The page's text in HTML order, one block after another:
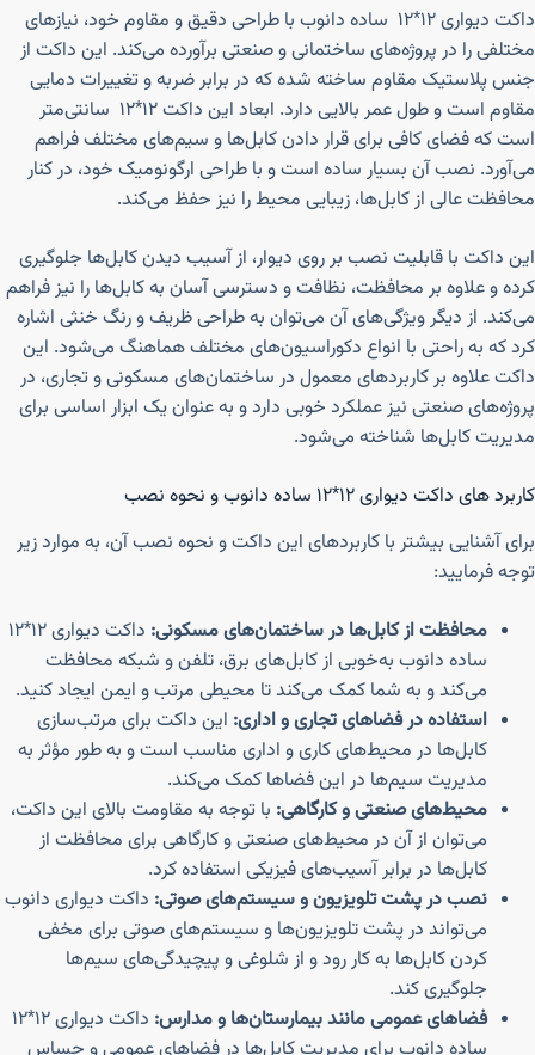
داکت دیواری ۱۲*۱۲ ساده دانوب با طراحی دقیق و مقاوم خود، نیازهای
مختلفی را در پروژه‌های ساختمانی و صنعتی برآورده می‌کند. این داکت از
جنس پلاستیک مقاوم ساخته شده که در برابر ضربه و تغییرات دمایی
مقاوم است و طول عمر بالایی دارد. ابعاد این داکت ۱۲*۱۲ سانتی‌متر
است که فضای کافی برای قرار دادن کابل‌ها و سیم‌های مختلف فراهم
می‌آورد. نصب آن بسیار ساده است و با طراحی ارگونومیک خود، در کنار
محافظت عالی از کابل‌ها، زیبایی محیط را نیز حفظ می‌کند.
این داکت با قابلیت نصب بر روی دیوار، از آسیب دیدن کابل‌ها جلوگیری
کرده و علاوه بر محافظت، نظافت و دسترسی آسان به کابل‌ها را نیز فراهم
می‌کند. از دیگر ویژگی‌های آن می‌توان به طراحی ظریف و رنگ خنثی اشاره
کرد که به راحتی با انواع دکوراسیون‌های مختلف هماهنگ می‌شود. این
داکت علاوه بر کاربردهای معمول در ساختمان‌های مسکونی و تجاری، در
پروژه‌های صنعتی نیز عملکرد خوبی دارد و به عنوان یک ابزار اساسی برای
مدیریت کابل‌ها شناخته می‌شود.
کاربرد های داکت دیواری ۱۲*۱۲ ساده دانوب و نحوه نصب
برای آشنایی بیشتر با کاربردهای این داکت و نحوه نصب آن، به موارد زیر
توجه فرمایید:
محافظت از کابل‌ها در ساختمان‌های مسکونی:
داکت دیواری ۱۲*۱۲
ساده دانوب به‌خوبی از کابل‌های برق، تلفن و شبکه محافظت
می‌کند و به شما کمک می‌کند تا محیطی مرتب و ایمن ایجاد کنید.
استفاده در فضاهای تجاری و اداری: این داکت برای مرتب‌سازی
کابل‌ها در محیط‌های کاری و اداری مناسب است و به طور مؤثر به
مدیریت سیم‌ها در این فضاها کمک می‌کند.
محیط‌های صنعتی و کارگاهی: با توجه به مقاومت بالای این داکت،
می‌توان از آن در محیط‌های صنعتی و کارگاهی برای محافظت از
کابل‌ها در برابر آسیب‌های فیزیکی استفاده کرد.
نصب در پشت تلویزیون و سیستم‌های صوتی: داکت دیواری دانوب
می‌تواند در پشت تلویزیون‌ها و سیستم‌های صوتی برای مخفی
کردن کابل‌ها به کار رود و از شلوغی و پیچیدگی‌های سیم‌ها
جلوگیری کند.
فضاهای عمومی مانند بیمارستان‌ها و مدارس:
داکت دیواری ۱۲*۱۲